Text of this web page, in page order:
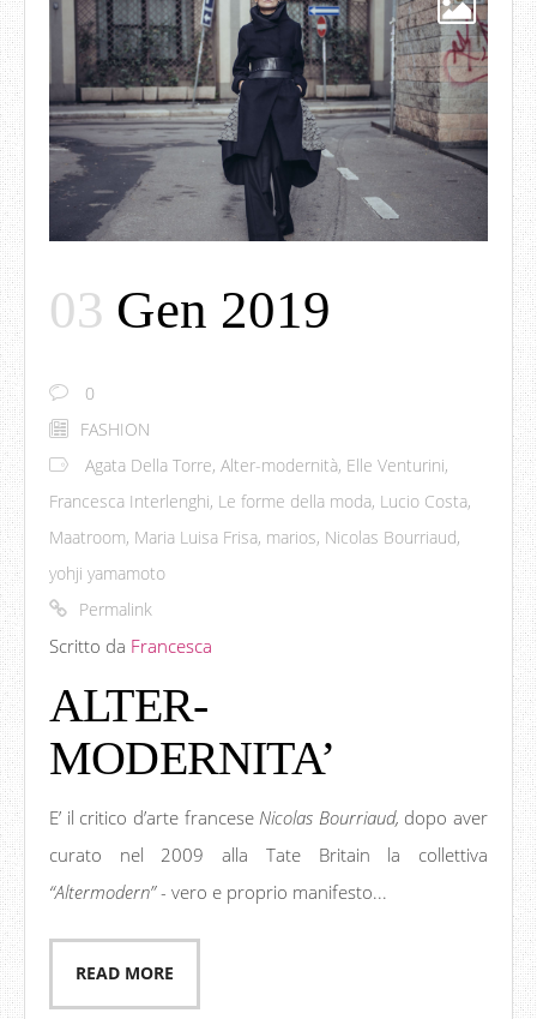
03 Gen 2019
0
FASHION
Agata Della Torre, Alter-modernità, Elle Venturini,
Francesca Interlenghi, Le forme della moda, Lucio Costa,
Maatroom, Maria Luisa Frisa, marios, Nicolas Bourriaud,
yohji yamamoto
Permalink
Scritto da Francesca
ALTER-
MODERNITA’
E’ il critico d’arte franceseNicolas Bourriaud, dopo aver
curato nel 2009 alla Tate Britain la collettiva
“Altermodern” - vero e proprio manifesto...
READ MORE